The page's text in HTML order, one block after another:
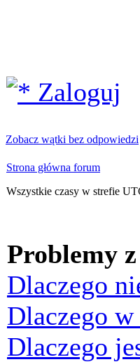
Zaloguj
Zobacz wątki bez odpowiedzi
Strona główna forum
Wszystkie czasy w strefie
Problemy
Dlaczego
Dlaczego
Dlaczego